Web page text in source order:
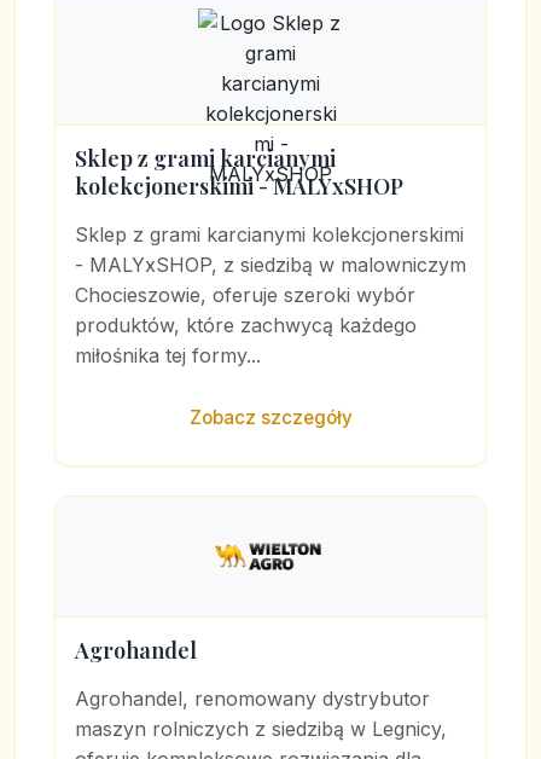
Sklep z grami karcianymi
kolekcjonerskimi - MALYxSHOP
Sklep z grami karcianymi kolekcjonerskimi
- MALYxSHOP, z siedzibą w malowniczym
Chocieszowie, oferuje szeroki wybór
produktów, które zachwycą każdego
miłośnika tej formy...
Zobacz szczegóły
Agrohandel
Agrohandel, renomowany dystrybutor
maszyn rolniczych z siedzibą w Legnicy,